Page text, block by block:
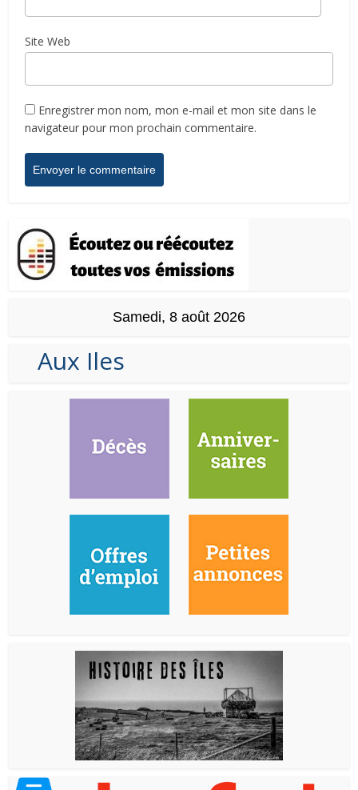
Site Web
Enregistrer mon nom, mon e-mail et mon site dans le
navigateur pour mon prochain commentaire.
Samedi, 8 août 2026
Aux Iles